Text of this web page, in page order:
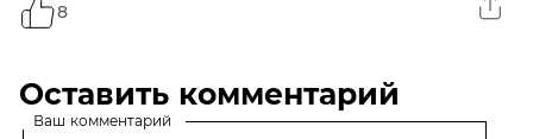
8
Оставить комментарий
Ваш комментарий